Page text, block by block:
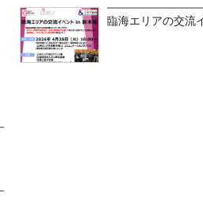
臨海エリアの交流